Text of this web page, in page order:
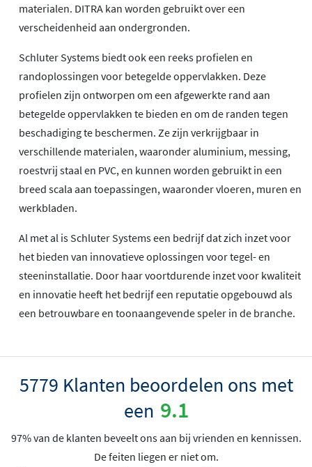
materialen. DITRA kan worden gebruikt over een
verscheidenheid aan ondergronden.
Schluter Systems biedt ook een reeks profielen en
randoplossingen voor betegelde oppervlakken. Deze
profielen zijn ontworpen om een afgewerkte rand aan
betegelde oppervlakken te bieden en om de randen tegen
beschadiging te beschermen. Ze zijn verkrijgbaar in
verschillende materialen, waaronder aluminium, messing,
roestvrij staal en PVC, en kunnen worden gebruikt in een
breed scala aan toepassingen, waaronder vloeren, muren en
werkbladen.
Al met al is Schluter Systems een bedrijf dat zich inzet voor
het bieden van innovatieve oplossingen voor tegel- en
steeninstallatie. Door haar voortdurende inzet voor kwaliteit
en innovatie heeft het bedrijf een reputatie opgebouwd als
een betrouwbare en toonaangevende speler in de branche.
5779 Klanten beoordelen ons met
een 9.1
97% van de klanten beveelt ons aan bij vrienden en kennissen.
De feiten liegen er niet om.